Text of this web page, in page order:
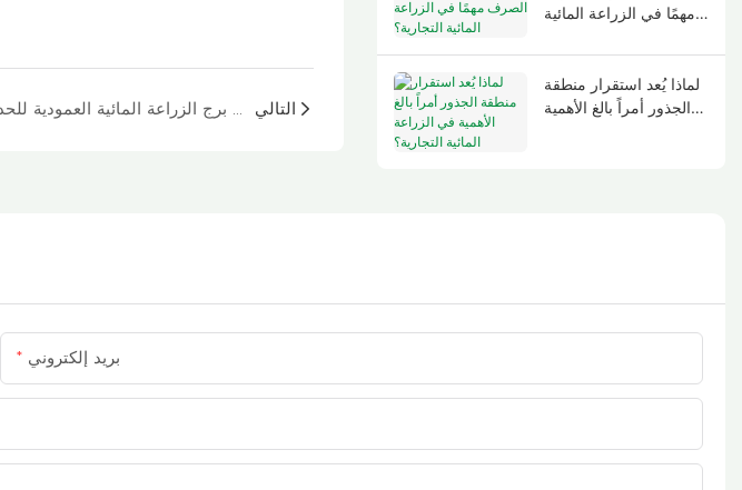
نظام برج الزراعة المائية العمودية للحدائق المنزلية في تشيلي التالي
مهمًا في الزراعة المائية
لماذا يُعد استقرار منطقة
الجذور أمراً بالغ الأهمية
بريد إلكتروني